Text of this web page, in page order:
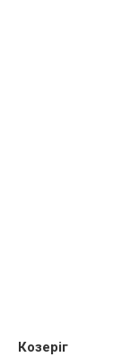
Козеріг